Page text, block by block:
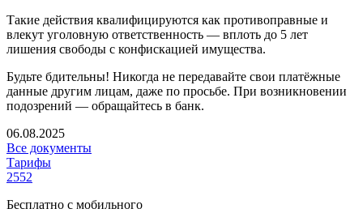
Такие действия квалифицируются как противоправные и
влекут уголовную ответственность — вплоть до 5 лет
лишения свободы с конфискацией имущества.
Будьте бдительны! Никогда не передавайте свои платёжные
данные другим лицам, даже по просьбе. При возникновении
подозрений — обращайтесь в банк.
06.08.2025
Все документы
Тарифы
2552
Бесплатно с мобильного